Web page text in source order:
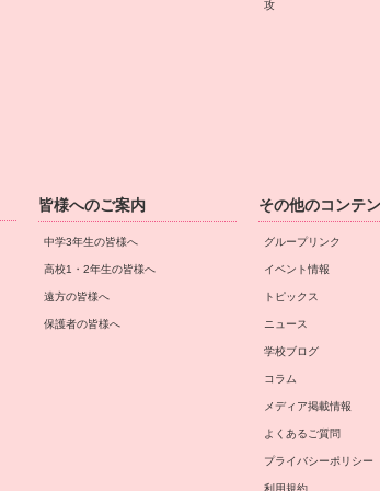
攻
皆様へのご案内
中学3年生の皆様へ
高校1・2年生の皆様へ
遠方の皆様へ
保護者の皆様へ
その他のコンテ
グループリンク
イベント情報
トピックス
ニュース
学校ブログ
コラム
メディア掲載情報
よくあるご質問
プライバシーポリシー
利用規約